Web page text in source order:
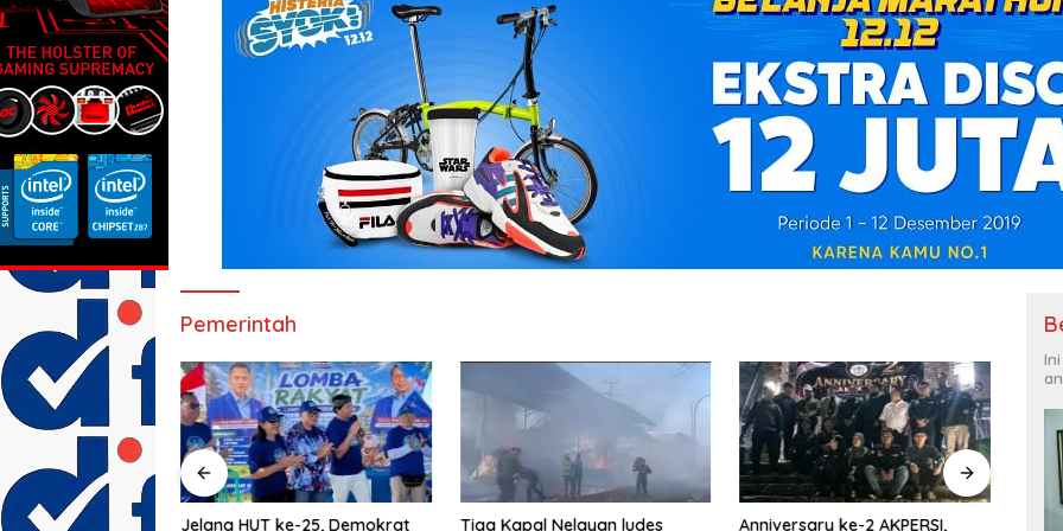
Pemerintah
Eksekusi
Jelang HUT ke-25, Demokrat
Tiga Kapal Nelayan ludes
Anniversary ke-2 AKPERSI,